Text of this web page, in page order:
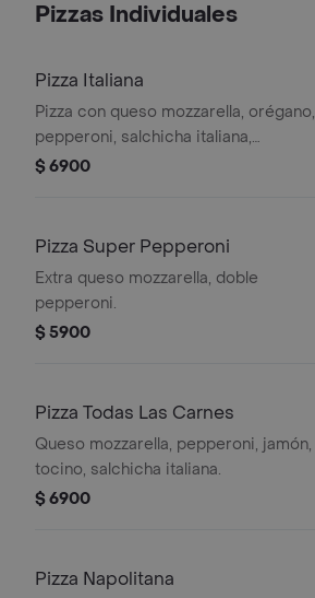
Pizzas Individuales
Pizza Italiana
Pizza con queso mozzarella, orégano,
pepperoni, salchicha italiana,
aceitunas negras y champiñón,
$ 6900
Pizza Super Pepperoni
Extra queso mozzarella, doble
pepperoni.
$ 5900
Pizza Todas Las Carnes
Queso mozzarella, pepperoni, jamón,
tocino, salchicha italiana.
$ 6900
Pizza Napolitana